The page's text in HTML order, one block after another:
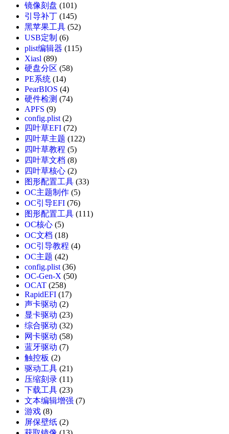
镜像刻盘 (101)
引导补丁 (145)
黑苹果工具 (52)
USB定制 (6)
plist编辑器 (115)
Xiasl (89)
硬盘分区 (58)
PE系统 (14)
PearBIOS (4)
硬件检测 (74)
APFS (9)
config.plist (2)
四叶草EFI (72)
四叶草主题 (122)
四叶草教程 (5)
四叶草文档 (8)
四叶草核心 (2)
图形配置工具 (33)
OC主题制作 (5)
OC引导EFI (76)
图形配置工具 (111)
OC核心 (5)
OC文档 (18)
OC引导教程 (4)
OC主题 (42)
config.plist (36)
OC-Gen-X (50)
OCAT (258)
RapidEFI (17)
声卡驱动 (2)
显卡驱动 (23)
综合驱动 (32)
网卡驱动 (58)
蓝牙驱动 (7)
触控板 (2)
驱动工具 (21)
压缩刻录 (11)
下载工具 (23)
文本编辑增强 (7)
游戏 (8)
屏保壁纸 (2)